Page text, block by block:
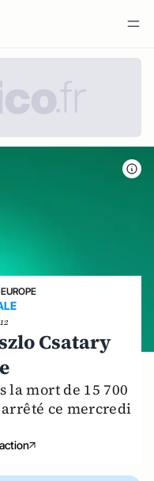
EUROPE
Csatary
la mort de 15 700
ce mercredi